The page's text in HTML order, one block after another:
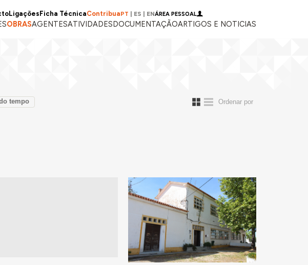
Ligações Ficha TécnicaContribuaPT ES ENÁREA PESSOAL
OBRASAGENTESATIVIDADESDOCUMENTAÇÃOARTIGOS E NOTICIAS
tempo